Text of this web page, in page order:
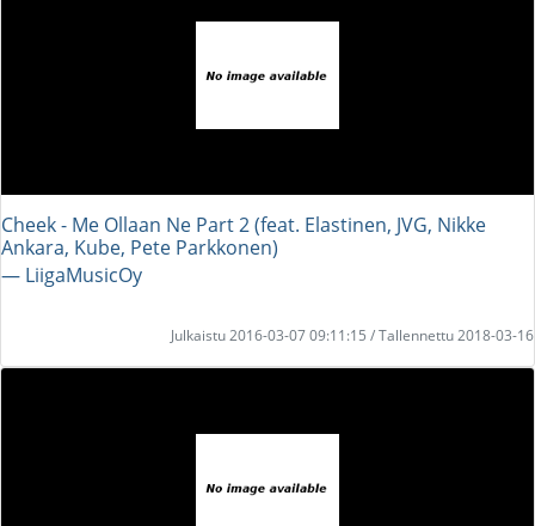
Cheek - Me Ollaan Ne Part 2 (feat. Elastinen, JVG, Nikke
Ankara, Kube, Pete Parkkonen)
― LiigaMusicOy
Julkaistu 2016-03-07 09:11:15 / Tallennettu 2018-03-16